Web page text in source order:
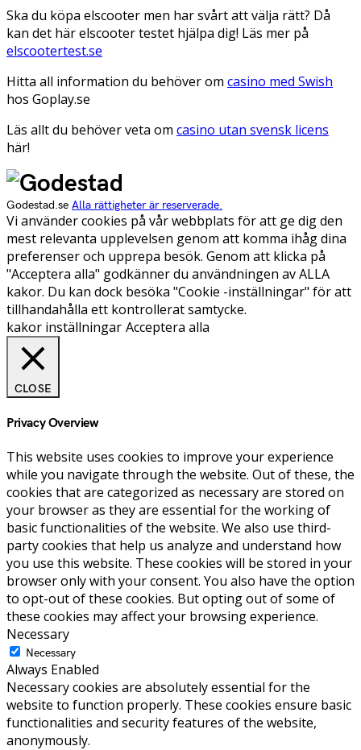
Ska du köpa elscooter men har svårt att välja rätt? Då
kan det här elscooter testet hjälpa dig! Läs mer på
elscootertest.se
Hitta all information du behöver om casino med Swish
hos Goplay.se
Läs allt du behöver veta om casino utan svensk licens
här!
Godestad.se Alla rättigheter är reserverade.
Vi använder cookies på vår webbplats för att ge dig den
mest relevanta upplevelsen genom att komma ihåg dina
preferenser och upprepa besök. Genom att klicka på
"Acceptera alla" godkänner du användningen av ALLA
kakor. Du kan dock besöka "Cookie -inställningar" för att
tillhandahålla ett kontrollerat samtycke.
kakor inställningar Acceptera alla
CLOSE
Privacy Overview
This website uses cookies to improve your experience
while you navigate through the website. Out of these, the
cookies that are categorized as necessary are stored on
your browser as they are essential for the working of
basic functionalities of the website. We also use third-
party cookies that help us analyze and understand how
you use this website. These cookies will be stored in your
browser only with your consent. You also have the option
to opt-out of these cookies. But opting out of some of
these cookies may affect your browsing experience.
Necessary
Necessary
Always Enabled
Necessary cookies are absolutely essential for the
website to function properly. These cookies ensure basic
functionalities and security features of the website,
anonymously.